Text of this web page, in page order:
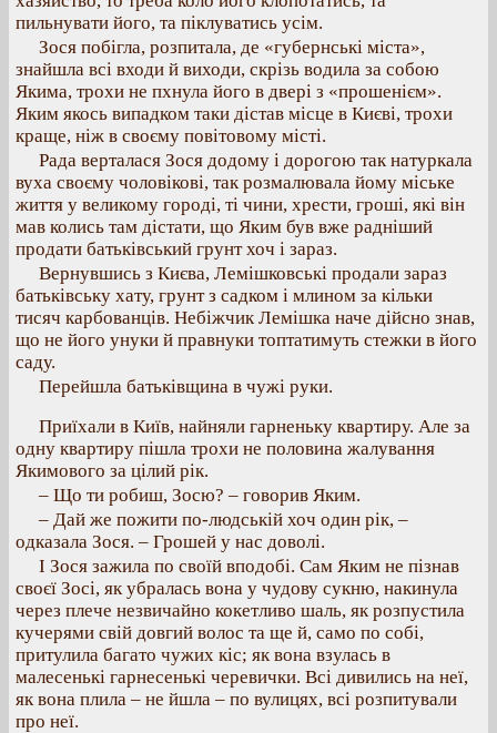
пильнувати його, та піклуватись усім.
Зося побігла, розпитала, де «губернські міста»,
знайшла всі входи й виходи, скрізь водила за собою
Якима, трохи не пхнула його в двері з «прошенієм».
Яким якось випадком таки дістав місце в Києві, трохи
краще, ніж в своєму повітовому місті.
Рада верталася Зося додому і дорогою так натуркала
вуха своєму чоловікові, так розмалювала йому міське
життя у великому городі, ті чини, хрести, гроші, які він
мав колись там дістати, що Яким був вже радніший
продати батьківський грунт хоч і зараз.
Вернувшись з Києва, Лемішковські продали зараз
батьківську хату, грунт з садком і млином за кільки
тисяч карбованців. Небіжчик Лемішка наче дійсно знав,
що не його унуки й правнуки топтатимуть стежки в його
саду.
Перейшла батьківщина в чужі руки.
Приїхали в Київ, найняли гарненьку квартиру. Але за
одну квартиру пішла трохи не половина жалування
Якимового за цілий рік.
– Що ти робиш, Зосю? – говорив Яким.
– Дай же пожити по-людській хоч один рік, –
одказала Зося. – Грошей у нас доволі.
І Зося зажила по своїй вподобі. Сам Яким не пізнав
своєї Зосі, як убралась вона у чудову сукню, накинула
через плече незвичайно кокетливо шаль, як розпустила
кучерями свій довгий волос та ще й, само по собі,
притулила багато чужих кіс; як вона взулась в
малесенькі гарнесенькі черевички. Всі дивились на неї,
як вона плила – не йшла – по вулицях, всі розпитували
про неї.